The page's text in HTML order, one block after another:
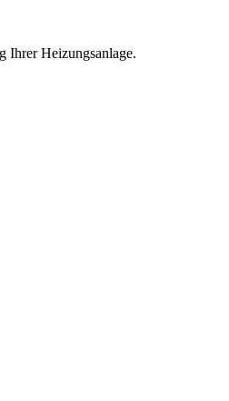
Ihrer Heizungsanlage.